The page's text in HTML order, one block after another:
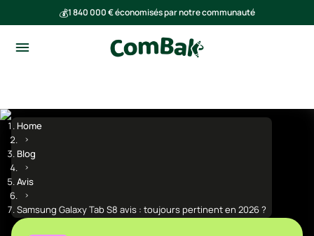
💰1 840 000 € économisés par notre communauté
Home
Blog
Avis
Samsung Galaxy Tab S8 avis : toujours pertinent en 2026 ?